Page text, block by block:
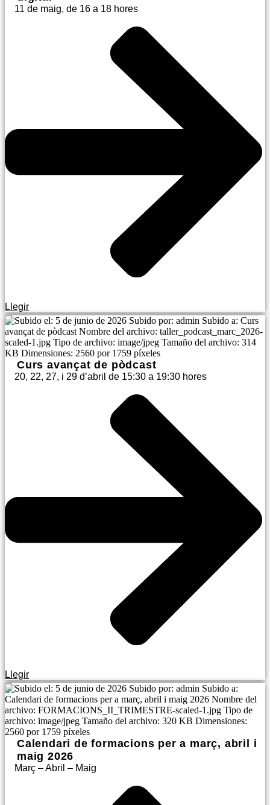
11 de maig, de 16 a 18 hores
Llegir
Curs avançat de pòdcast
20, 22, 27, i 29 d’abril de 15:30 a 19:30 hores
Llegir
Calendari de formacions per a març, abril i
maig 2026
Març – Abril – Maig